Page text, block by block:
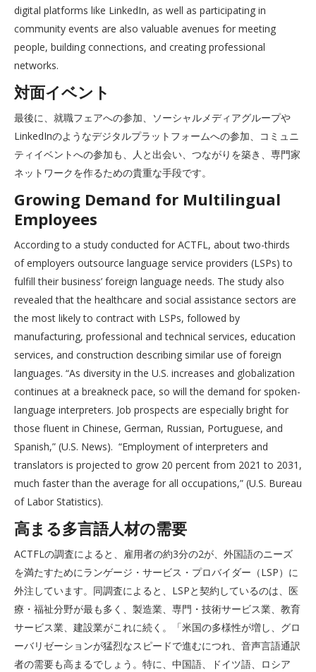
digital platforms like LinkedIn, as well as participating in
community events are also valuable avenues for meeting
people, building connections, and creating professional
networks.
対面イベント
最後に、就職フェアへの参加、ソーシャルメディアグループや
LinkedInのようなデジタルプラットフォームへの参加、コミュニ
ティイベントへの参加も、人と出会い、つながりを築き、専門家
ネットワークを作るための貴重な手段です。
Growing Demand for Multilingual
Employees
According to a study conducted for ACTFL, about two-thirds
of employers outsource language service providers (LSPs) to
fulfill their business’ foreign language needs. The study also
revealed that the healthcare and social assistance sectors are
the most likely to contract with LSPs, followed by
manufacturing, professional and technical services, education
services, and construction describing similar use of foreign
languages. “As diversity in the U.S. increases and globalization
continues at a breakneck pace, so will the demand for spoken-
language interpreters. Job prospects are especially bright for
those fluent in Chinese, German, Russian, Portuguese, and
Spanish,” (U.S. News). “Employment of interpreters and
translators is projected to grow 20 percent from 2021 to 2031,
much faster than the average for all occupations,” (U.S. Bureau
of Labor Statistics).
高まる多言語人材の需要
ACTFLの調査によると、雇用者の約3分の2が、外国語のニーズ
を満たすためにランゲージ・サービス・プロバイダー（LSP）に
外注しています。同調査によると、LSPと契約しているのは、医
療・福祉分野が最も多く、製造業、専門・技術サービス業、教育
サービス業、建設業がこれに続く。「米国の多様性が増し、グロ
ーバリゼーションが猛烈なスピードで進むにつれ、音声言語通訳
者の需要も高まるでしょう。特に、中国語、ドイツ語、ロシア